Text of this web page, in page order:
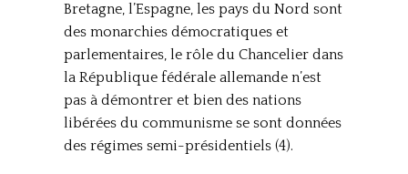
Bretagne, l’Espagne, les pays du Nord sont
des monarchies démocratiques et
parlementaires, le rôle du Chancelier dans
la République fédérale allemande n’est
pas à démontrer et bien des nations
libérées du communisme se sont données
des régimes semi-présidentiels (4).